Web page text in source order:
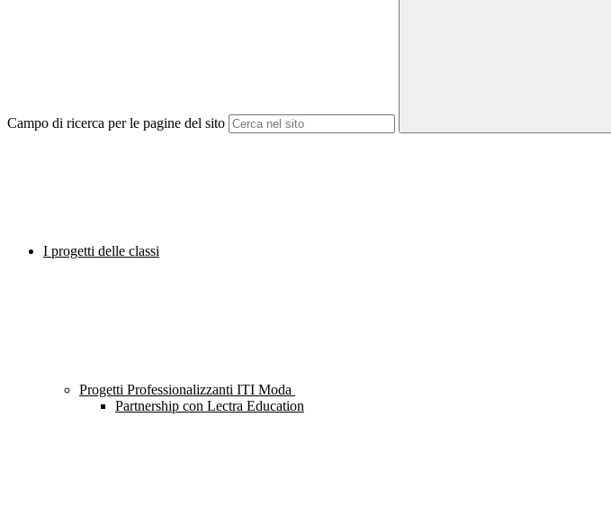
Campo di ricerca per le pagine del sito
I progetti delle classi
Progetti Professionalizzanti ITI Moda
Partnership con Lectra Education